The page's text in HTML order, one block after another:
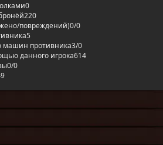
0
220
повреждений)0/0
5
машин противника3/0
данного игрока614
0/0